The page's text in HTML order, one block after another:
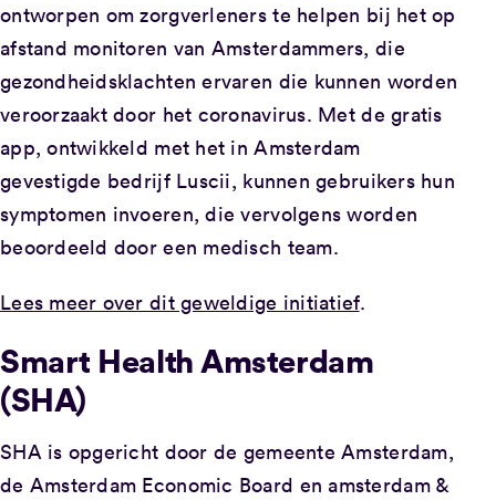
ontworpen om zorgverleners te helpen bij het op
afstand monitoren van Amsterdammers, die
gezondheidsklachten ervaren die kunnen worden
veroorzaakt door het coronavirus. Met de gratis
app, ontwikkeld met het in Amsterdam
gevestigde bedrijf Luscii, kunnen gebruikers hun
symptomen invoeren, die vervolgens worden
beoordeeld door een medisch team.
Lees meer over dit geweldige initiatief.
Smart Health Amsterdam
(SHA)
SHA is opgericht door de gemeente Amsterdam,
de Amsterdam Economic Board en amsterdam &